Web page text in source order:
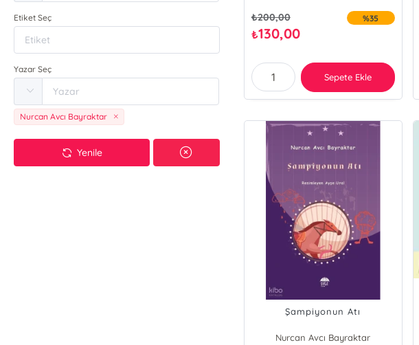
Etiket Seç
Yazar Seç
Nurcan Avcı Bayraktar
Yenile
₺200,00
₺130,00
%35
Sepete Ekle
Şampiyonun Atı
Nurcan Avcı Bayraktar